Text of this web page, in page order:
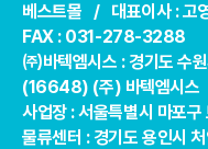
베스트몰 / 대표이사 :
FAX : 031-278-3288
㈜바텍엠시스 : 경기도 수
(16648) (주) 바텍엠시
사업장 : 서울특별시 마포
물류센터 : 경기도 용인시